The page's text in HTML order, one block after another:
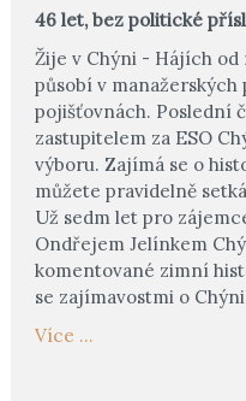
46 let, bez politické
Žije v Chýni - Hájích od
působí v manažerských
pojišťovnách. Poslední
zastupitelem za ESO
výboru. Zajímá se o
můžete pravidelně
Už sedm let pro
Ondřejem Jelínkem
komentované zimní
se zajímavostmi o
Více ...